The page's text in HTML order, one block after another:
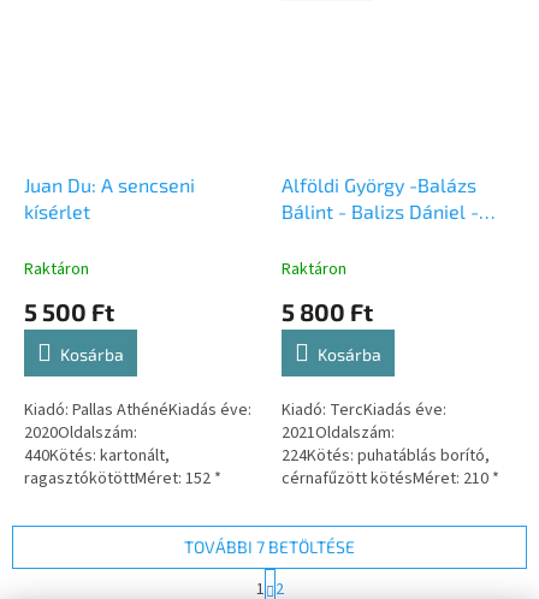
Juan Du: A sencseni
kísérlet
Raktáron
5 500 Ft
Kosárba
Kiadó: Pallas AthénéKiadás éve:
2020Oldalszám:
440Kötés: kartonált,
ragasztókötöttMéret: 152 *
szám: 9786155884900
Alföldi György -Balázs
Bálint - Balizs Dániel -
városok
Raktáron
5 800 Ft
Kosárba
Kiadó: TercKiadás éve:
2021Oldalszám:
224Kötés: puhatáblás borító,
cérnafűzött kötésMéret: 210 *
szám: 9786155445781
TOVÁBBI 7 BETÖLTÉSE
L
1 2